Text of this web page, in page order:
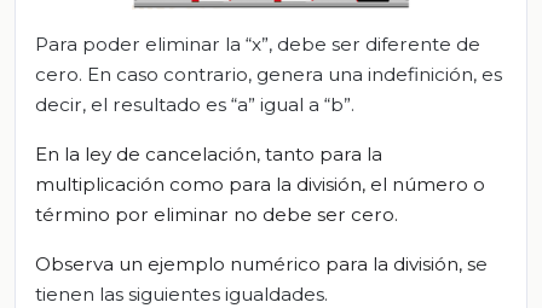
Para poder eliminar la “x”, debe ser diferente de
cero. En caso contrario, genera una indefinición, es
decir, el resultado es “a” igual a “b”.
En la ley de cancelación, tanto para la
multiplicación como para la división, el número o
término por eliminar no debe ser cero.
Observa un ejemplo numérico para la división, se
tienen las siguientes igualdades.